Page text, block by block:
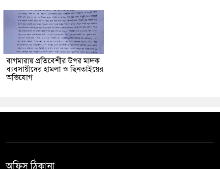
বাগমারায় প্রতিবেশীর উপর মাদক
ব্যবসায়ীদের হামলা ও ছিনতাইয়ের
অভিযোগ